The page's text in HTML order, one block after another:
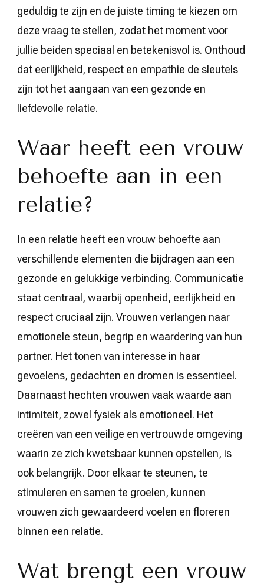
geduldig te zijn en de juiste timing te kiezen om
deze vraag te stellen, zodat het moment voor
jullie beiden speciaal en betekenisvol is. Onthoud
dat eerlijkheid, respect en empathie de sleutels
zijn tot het aangaan van een gezonde en
liefdevolle relatie.
Waar heeft een vrouw
behoefte aan in een
relatie?
In een relatie heeft een vrouw behoefte aan
verschillende elementen die bijdragen aan een
gezonde en gelukkige verbinding. Communicatie
staat centraal, waarbij openheid, eerlijkheid en
respect cruciaal zijn. Vrouwen verlangen naar
emotionele steun, begrip en waardering van hun
partner. Het tonen van interesse in haar
gevoelens, gedachten en dromen is essentieel.
Daarnaast hechten vrouwen vaak waarde aan
intimiteit, zowel fysiek als emotioneel. Het
creëren van een veilige en vertrouwde omgeving
waarin ze zich kwetsbaar kunnen opstellen, is
ook belangrijk. Door elkaar te steunen, te
stimuleren en samen te groeien, kunnen
vrouwen zich gewaardeerd voelen en floreren
binnen een relatie.
Wat brengt een vrouw